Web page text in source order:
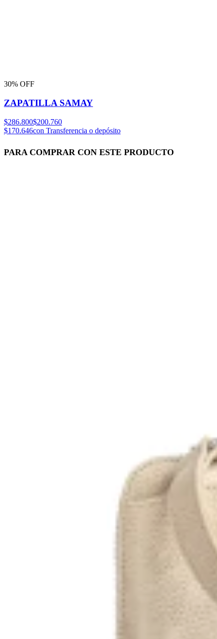
30% OFF
ZAPATILLA SAMAY
$286.800$200.760
$170.646con Transferencia o depósito
PARA COMPRAR CON ESTE PRODUCTO